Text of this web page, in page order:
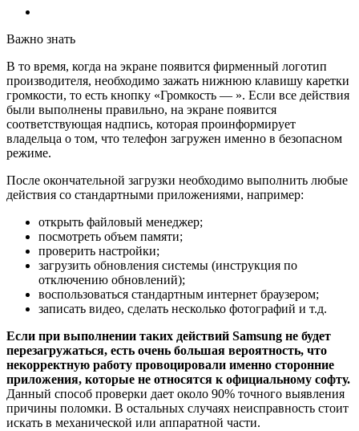
Важно знать
В то время, когда на экране появится фирменный логотип
производителя, необходимо зажать нижнюю клавишу каретки
громкости, то есть кнопку «Громкость — ». Если все действия
были выполнены правильно, на экране появится
соответствующая надпись, которая проинформирует
владельца о том, что телефон загружен именно в безопасном
режиме.
После окончательной загрузки необходимо выполнить любые
действия со стандартными приложениями, например:
открыть файловый менеджер;
посмотреть объем памяти;
проверить настройки;
загрузить обновления системы (инструкция по
отключению обновлений);
воспользоваться стандартным интернет браузером;
записать видео, сделать несколько фотографий и т.д.
Если при выполнении таких действий Samsung не будет
перезагружаться, есть очень большая вероятность, что
некорректную работу провоцировали именно сторонние
приложения, которые не относятся к официальному софту.
Данный способ проверки дает около 90% точного выявления
причины поломки. В остальных случаях неисправность стоит
искать в механической или аппаратной части.